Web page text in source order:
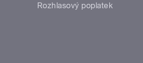
Rozhlasový poplatek